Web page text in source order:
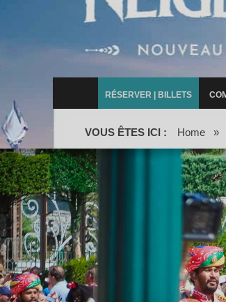
RÉSERVER | BILLETS
VOUS ÊTES ICI : Home »